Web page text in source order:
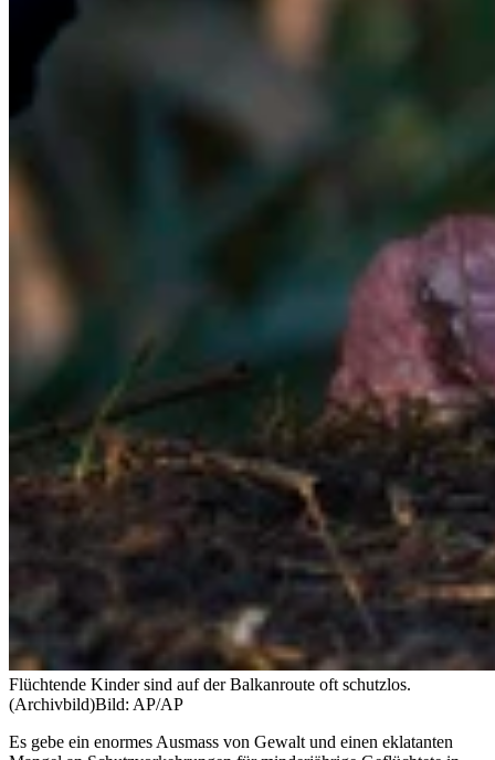
Flüchtende Kinder sind auf der Balkanroute oft schutzlos.
(Archivbild)Bild: AP/AP
Es gebe ein enormes Ausmass von Gewalt und einen eklatanten